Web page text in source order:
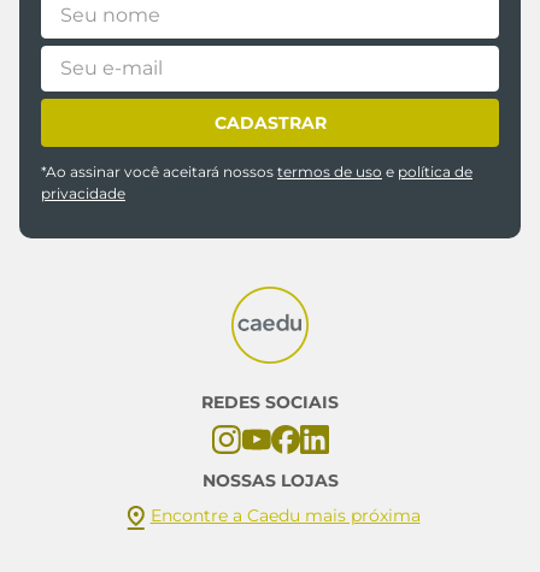
CADASTRAR
*Ao assinar você aceitará nossos termos de uso e política de
privacidade
REDES SOCIAIS
NOSSAS LOJAS
Encontre a Caedu mais próxima